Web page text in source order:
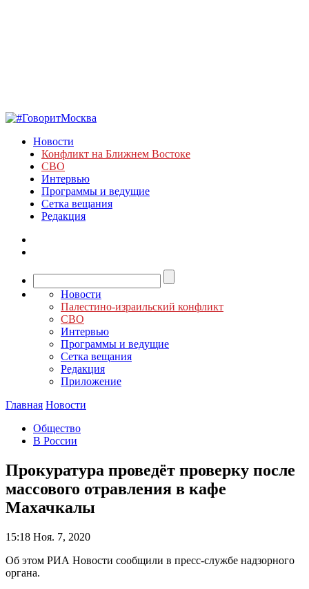
Новости
Конфликт на Ближнем Востоке
СВО
Интервью
Программы и ведущие
Сетка вещания
Редакция
Новости
Палестино-израильский конфликт
СВО
Интервью
Программы и ведущие
Сетка вещания
Редакция
Приложение
Главная Новости
Общество
В России
Прокуратура проведёт проверку после
массового отравления в кафе
Махачкалы
15:18 Ноя. 7, 2020
Об этом РИА Новости сообщили в пресс-службе надзорного
органа.